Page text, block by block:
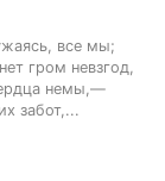
все мы;
гром невзгод,
немы,—
забот,...